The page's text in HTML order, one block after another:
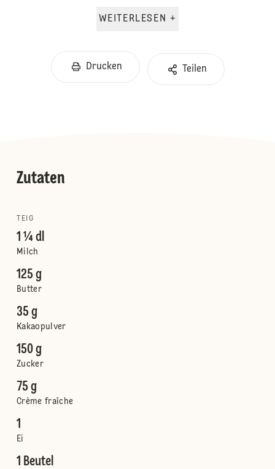
WEITERLESEN +
Drucken Teilen
Zutaten
TEIG
1 ¼ dl
Milch
125 g
Butter
35 g
Kakaopulver
150 g
Zucker
75 g
Crème fraîche
1
Ei
1 Beutel